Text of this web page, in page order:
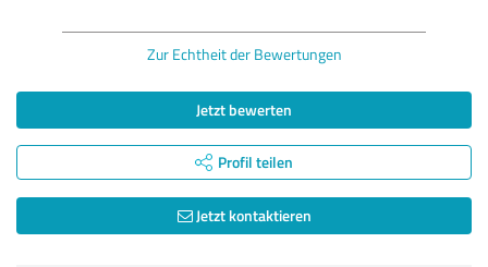
Zur Echtheit der Bewertungen
Jetzt bewerten
Profil teilen
Jetzt kontaktieren